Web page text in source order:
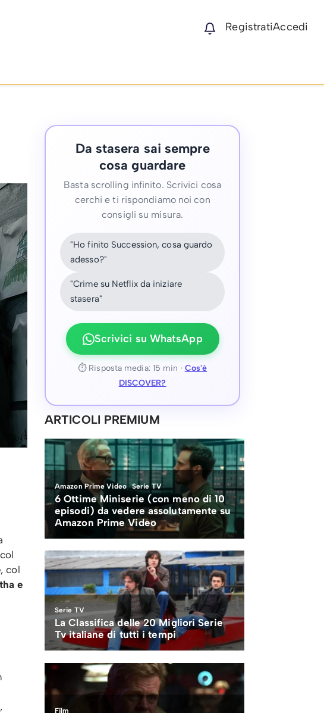
RegistratiAccedi
col
e
Da stasera sai sempre
cosa guardare
Basta scrolling infinito. Scrivici cosa
cerchi e ti rispondiamo noi con
consigli su misura.
"Ho finito Succession, cosa guardo
adesso?"
"Crime su Netflix da iniziare
stasera"
Scrivici su WhatsApp
⏱ Risposta media: 15 min · Cos'è
DISCOVER?
ARTICOLI PREMIUM